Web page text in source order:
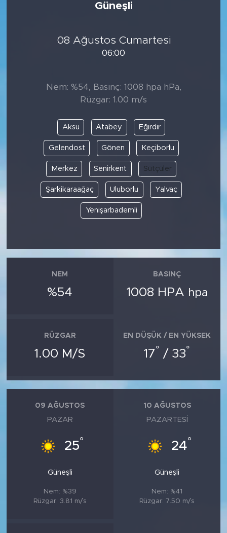
Güneşli
08 Ağustos Cumartesi
06:00
Nem: %54, Basınç: 1008 hpa hPa,
Rüzgar: 1.00 m/s
Aksu Atabey Eğirdir
Gelendost Gönen Keçiborlu
Merkez Senirkent Sütçüler
Şarkikaraağaç Uluborlu Yalvaç
Yenişarbademli
NEM
%54
BASINÇ
1008 HPA hpa
RÜZGAR
1.00 M/S
EN DÜŞÜK / EN YÜKSEK
17° / 33°
09 AĞUSTOS
PAZAR
25°
Güneşli
Nem: %39
Rüzgar: 3.81 m/s
10 AĞUSTOS
PAZARTESI
24°
Güneşli
Nem: %41
Rüzgar: 7.50 m/s